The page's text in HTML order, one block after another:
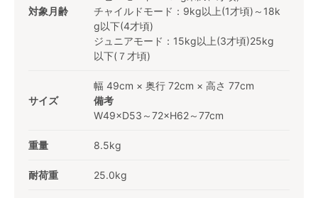
対象月齢
チャイルドモード：9kg以上(1才頃)～18k
g以下(4才頃)
ジュニアモード：15kg以上(3才頃)25kg
以下(７才頃)
サイズ
幅 49cm × 奥行 72cm × 高さ 77cm
備考
W49×D53～72×H62～77cm
重量 8.5kg
耐荷重 25.0kg